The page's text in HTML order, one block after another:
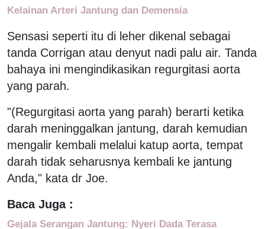
Kelainan Arteri Jantung dan Demensia
Sensasi seperti itu di leher dikenal sebagai
tanda Corrigan atau denyut nadi palu air. Tanda
bahaya ini mengindikasikan regurgitasi aorta
yang parah.
"(Regurgitasi aorta yang parah) berarti ketika
darah meninggalkan jantung, darah kemudian
mengalir kembali melalui katup aorta, tempat
darah tidak seharusnya kembali ke jantung
Anda," kata dr Joe.
Baca Juga :
Gejala Serangan Jantung: Nyeri Dada Terasa